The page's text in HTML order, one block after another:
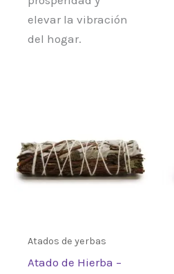
elevar la vibración
del hogar.
Atados de yerbas
Atado de Hierba –